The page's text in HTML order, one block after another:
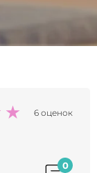
6 оценок
0